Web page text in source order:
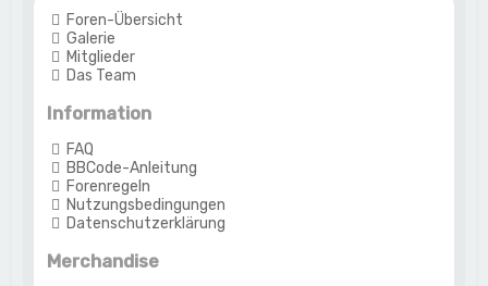
Foren-Übersicht
Galerie
Mitglieder
Das Team
Information
FAQ
BBCode-Anleitung
Forenregeln
Nutzungsbedingungen
Datenschutzerklärung
Merchandise